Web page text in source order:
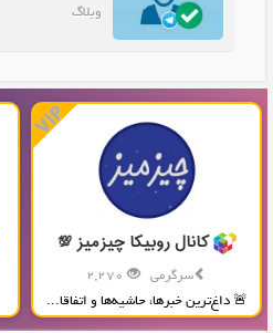
وبلاگ
کانال روبیکا چیزمیز 💯
سرگرمی
🚨 داغ‌ترین خبرها، حاشیه‌ها و اتفاقا...